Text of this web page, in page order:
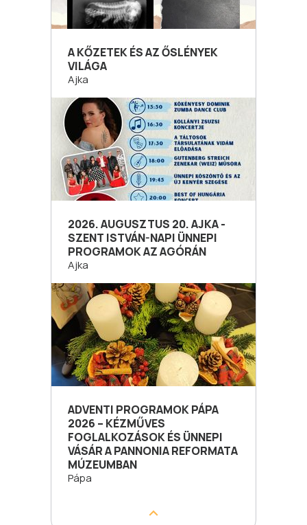
A KŐZETEK ÉS AZ ŐSLÉNYEK
VILÁGA
Ajka
2026. AUGUSZTUS 20. AJKA -
SZENT ISTVÁN-NAPI ÜNNEPI
PROGRAMOK AZ AGÓRÁN
Ajka
ADVENTI PROGRAMOK PÁPA
2026 – KÉZMŰVES
FOGLALKOZÁSOK ÉS ÜNNEPI
VÁSÁR A PANNONIA REFORMATA
MÚZEUMBAN
Pápa